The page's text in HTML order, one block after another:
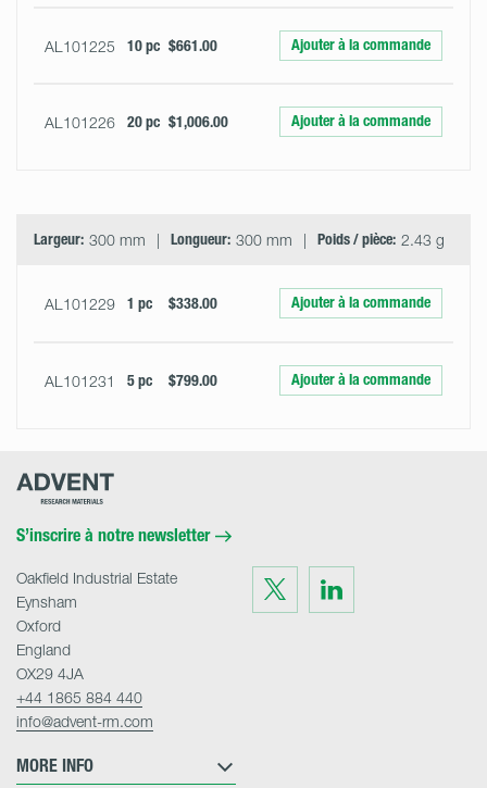
AL101225 10 pc $661.00 Ajouter à la commande
AL101226 20 pc $1,006.00 Ajouter à la commande
Largeur: 300 mm Longueur: 300 mm Poids / pièce: 2.43 g
AL101229 1 pc $338.00 Ajouter à la commande
AL101231 5 pc $799.00 Ajouter à la commande
Advent
S’inscrire à notre newsletter
Visit
us
on
Twitter
Visit
on
LinkedIn
MORE INFO
Oakfield Industrial Estate
Eynsham
Oxford
England
OX29 4JA
+44 1865 884 440
info@advent-rm.com